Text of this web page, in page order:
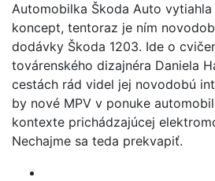
Automobilka Škoda Auto
koncept, tentoraz je ním
dodávky Škoda 1203. Ide o
továrenského dizajnéra Daniela
cestách rád videl jej novodobú
by nové MPV v ponuke
kontexte prichádzajúcej
Nechajme sa teda prekvapiť.